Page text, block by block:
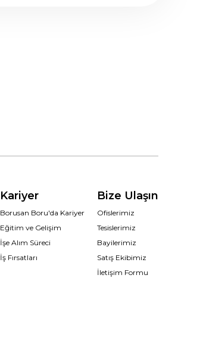
Kariyer
Borusan Boru'da Kariyer
Eğitim ve Gelişim
İşe Alım Süreci
İş Fırsatları
Bize Ulaşın
Ofislerimiz
Tesislerimiz
Bayilerimiz
Satış Ekibimiz
İletişim Formu